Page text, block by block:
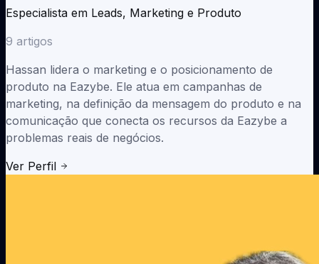
B24
CRM + tarefas + chat
LeadSquared WhatsApp
Freshworks WhatsApp Integração
Freshsales + Freshdesk
Google Sheets WhatsApp Integração
Planilha como CRM
API personalizada WhatsApp
Webhooks + API REST
Veja como times multiplicaram por 10 o ROI no
Agendar uma demo personalizada
Especialista em Leads, Marketing e Produto
9 artigos
Hassan lidera o marketing e o posicionamento de
produto na Eazybe. Ele atua em campanhas de
marketing, na definição da mensagem do produto e na
comunicação que conecta os recursos da Eazybe a
problemas reais de negócios.
Ver Perfil